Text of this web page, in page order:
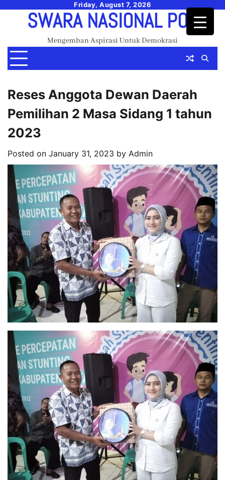
Friday, August 7, 2026
SWARA NASIONAL POS
Mengemban Aspirasi Untuk Demokrasi
Reses Anggota Dewan Daerah
Pemilihan 2 Masa Sidang 1 tahun
2023
Posted on January 31, 2023 by Admin